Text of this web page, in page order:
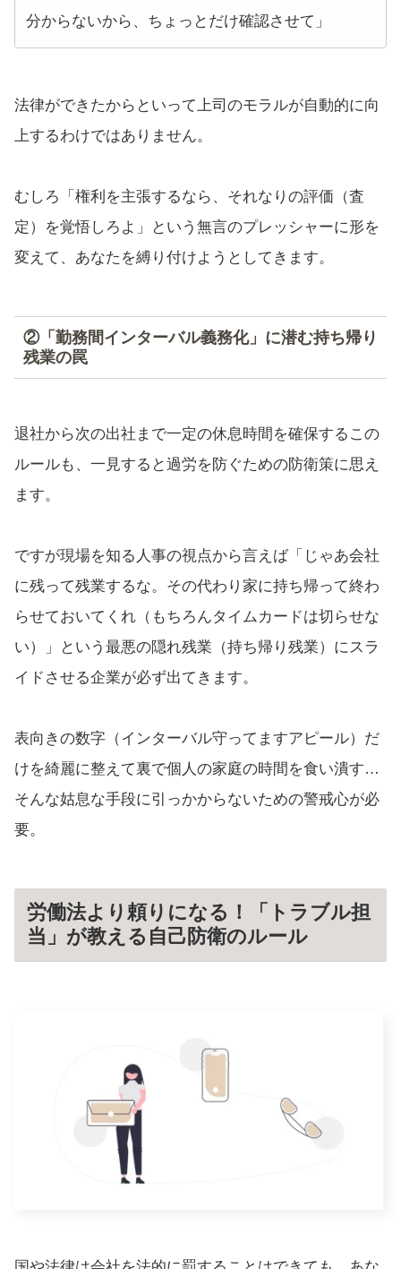
分からないから、ちょっとだけ確認させて」
法律ができたからといって上司のモラルが自動的に向
上するわけではありません。
むしろ「権利を主張するなら、それなりの評価（査
定）を覚悟しろよ」という無言のプレッシャーに形を
変えて、あなたを縛り付けようとしてきます。
②「勤務間インターバル義務化」に潜む持ち帰り
残業の罠
退社から次の出社まで一定の休息時間を確保するこの
ルールも、一見すると過労を防ぐための防衛策に思え
ます。
ですが現場を知る人事の視点から言えば「じゃあ会社
に残って残業するな。その代わり家に持ち帰って終わ
らせておいてくれ（もちろんタイムカードは切らせな
い）」という最悪の隠れ残業（持ち帰り残業）にスラ
イドさせる企業が必ず出てきます。
表向きの数字（インターバル守ってますアピール）だ
けを綺麗に整えて裏で個人の家庭の時間を食い潰す…
そんな姑息な手段に引っかからないための警戒心が必
要。
労働法より頼りになる！「トラブル担
当」が教える自己防衛のルール